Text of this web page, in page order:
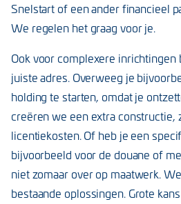
Snelstart of een ander financieel
We regelen het graag voor je.
Ook voor complexere inrichtingen
juiste adres. Overweeg je
holding te starten, omdat je
creëren we een extra constructie,
licentiekosten. Of heb je een
bijvoorbeeld voor de douane of
niet zomaar over op maatwerk.
bestaande oplossingen. Grote